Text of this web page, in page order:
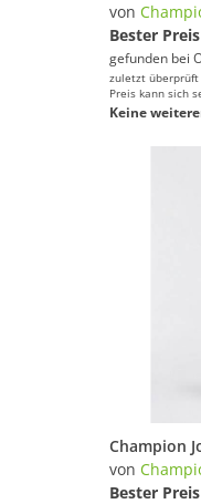
von
Bester Preis
gefunden bei
zuletzt überprüft
Preis kann sich
Keine
von
Bester Preis